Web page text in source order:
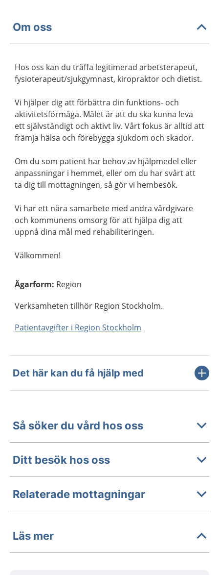
Om oss
Hos oss kan du träffa legitimerad arbetsterapeut,
fysioterapeut/sjukgymnast, kiropraktor och dietist.
Vi hjälper dig att förbättra din funktions- och
aktivitetsförmåga. Målet är att du ska kunna leva
ett självständigt och aktivt liv. Vårt fokus är alltid att
främja hälsa och förebygga sjukdom och skador.
Om du som patient har behov av hjälpmedel eller
anpassningar i hemmet, eller om du har svårt att
ta dig till mottagningen, så gör vi hembesök.
Vi har ett nära samarbete med andra vårdgivare
och kommunens omsorg för att hjälpa dig att
uppnå dina mål med rehabiliteringen.
Välkommen!
Ägarform: Region
Verksamheten tillhör Region Stockholm.
Patientavgifter i Region Stockholm
Det här kan du få hjälp med
Så söker du vård hos oss
Ditt besök hos oss
Relaterade mottagningar
Läs mer